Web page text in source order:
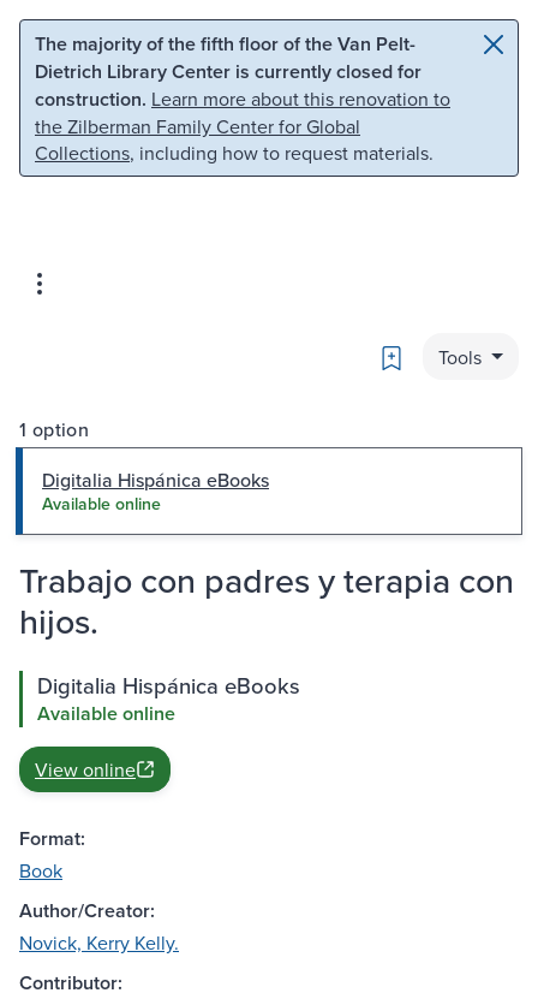
Skip to main content Skip to search
The majority of the fifth floor of the Van Pelt-
Dietrich Library Center is currently closed for
construction. Learn more about this renovation to
the Zilberman Family Center for Global
Collections, including how to request materials.
Bookmark
Tools
1 option
Digitalia Hispánica eBooks
Available online
Trabajo con padres y terapia con
hijos.
Digitalia Hispánica eBooks
Available online
View online
Format:
Book
Author/Creator:
Novick, Kerry Kelly.
Contributor: